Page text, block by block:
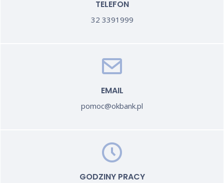
TELEFON
32 3391999
EMAIL
pomoc@okbank.pl
GODZINY PRACY